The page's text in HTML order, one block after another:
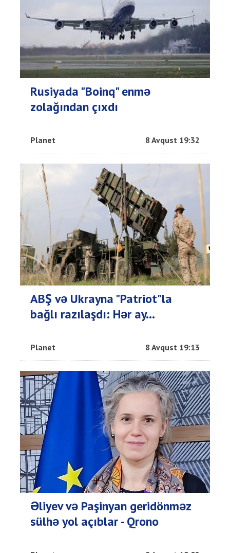
Rusiyada "Boinq" enmə
zolağından çıxdı
Planet 8 Avqust 19:32
ABŞ və Ukrayna "Patriot"la
bağlı razılaşdı: Hər ay...
Planet 8 Avqust 19:13
Əliyev və Paşinyan geridönməz
sülhə yol açıblar - Qrono